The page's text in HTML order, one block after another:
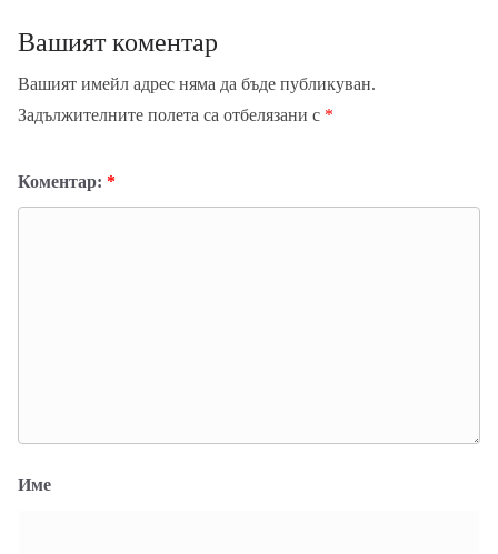
Вашият коментар
Вашият имейл адрес няма да бъде публикуван.
Задължителните полета са отбелязани с *
Коментар: *
Име